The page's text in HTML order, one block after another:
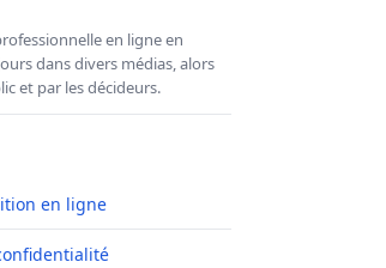
en ligne en
dans divers médias, alors
et par les décideurs.
en ligne